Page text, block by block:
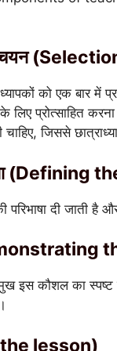
चयन
को एक बार
प्रोत्साहित
चाहिए, जिससे
(Defining
परिभाषा दी जाती
इस कौशल का
the lesson)